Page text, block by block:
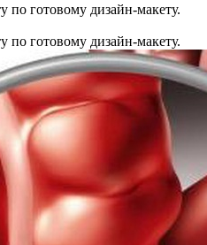
по готовому дизайн-макету.
по готовому дизайн-макету.